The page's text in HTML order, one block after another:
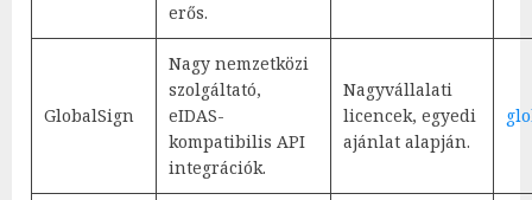
erős.
GlobalSign
Nagy nemzetközi
szolgáltató,
eIDAS-
kompatibilis API
integrációk.
Nagyvállalati
licencek, egyedi
ajánlat alapján.